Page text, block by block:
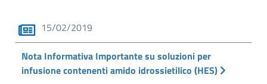
15/02/2019
Nota Informativa Importante su soluzioni per
infusione contenenti amido idrossietilico (HES)